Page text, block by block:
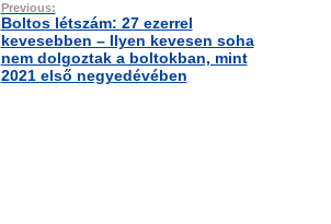
Previous:
Boltos létszám: 27 ezerrel
kevesebben – Ilyen kevesen soha
nem dolgoztak a boltokban, mint
2021 első negyedévében